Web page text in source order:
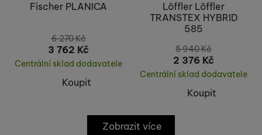
Fischer PLANICA
6 270Kč
3 762 Kč
Centrální sklad dodavatele
Koupit
Löffler Löffler
TRANSTEX HYBRID
585
5 940Kč
2 376 Kč
Centrální sklad dodavatele
Koupit
Zobrazit více